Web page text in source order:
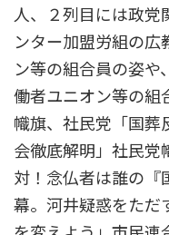
人、２列目には政党
ンター加盟労組の広
ン等の組合員の姿や
働者ユニオン等の組
幟旗、社民党「国葬
会徹底解明」社民党
対！念仏者は誰の『
幕。河井疑惑をただ